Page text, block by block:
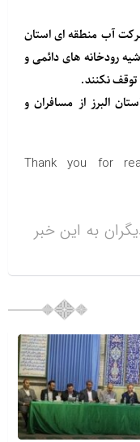
آب منطقه ای استان
رودخانه های دائمی و
نکنند.
البرز از مسافران و
Thank you for
به این خبر